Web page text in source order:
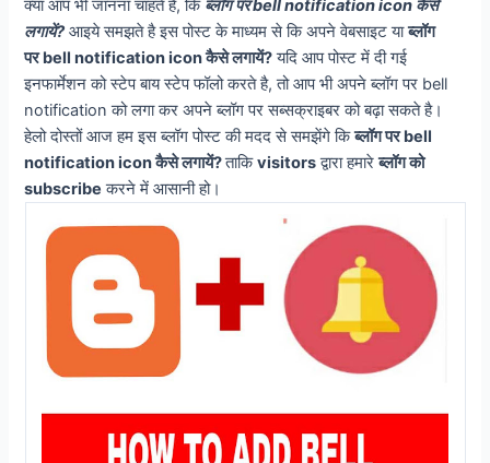
क्या आप भी जानना चाहते हैं, कि ब्लॉग पर bell notification icon कैसे
लगायें?आइये समझते है इस पोस्ट के माध्यम से कि अपने वेबसाइट याब्लॉग
पर bell notification icon कैसे लगायें?यदि आप पोस्ट में दी गई
इनफार्मेशन को स्टेप बाय स्टेप फॉलो करते है, तो आप भी अपने ब्लॉग पर bell
notification को लगा कर अपने ब्लॉग पर सब्सक्राइबर को बढ़ा सकते है।
हेलो दोस्तों आज हम इस ब्लॉग पोस्ट की मदद से समझेंगे किब्लॉग पर bell
notification icon कैसे लगायें?ताकिvisitorsद्वारा हमारेब्लॉग को
subscribe करने में आसानी हो।